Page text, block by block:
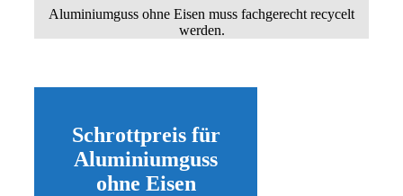
Aluminiumguss ohne Eisen muss fachgerecht recycelt
werden.
Schrottpreis für
Aluminiumguss
ohne Eisen